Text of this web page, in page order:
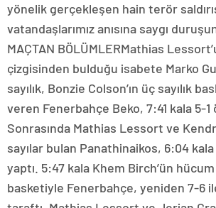
yönelik gerçekleşen hain terör
vatandaşlarımız anısına saygı
MAÇTAN BÖLÜMLERMathias
çizgisinden bulduğu isabete Marko
sayılık, Bonzie Colson’ın üç sayılık
veren Fenerbahçe Beko, 7:41 kala 5-1
Sonrasında Mathias Lessort ve
sayılar bulan Panathinaikos, 6:04
yaptı. 5:47 kala Khem Birch’ün
basketiyle Fenerbahçe, yeniden 7-6